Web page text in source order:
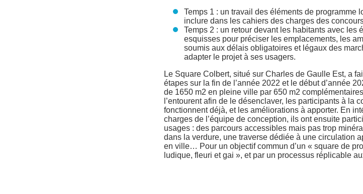
Temps 1 : un travail des éléments de programme
inclure dans les cahiers des charges des
Temps 2 : un retour devant les habitants avec les
esquisses pour préciser les emplacements, les
soumis aux délais obligatoires et légaux des
adapter le projet à ses usagers.
Le Square Colbert, situé sur Charles de Gaulle Est, a
étapes sur la fin de l’année 2022 et le début d’année
de 1650 m2 en pleine ville par 650 m2
l’entourent afin de le désenclaver, les participants à la
fonctionnent déjà, et les améliorations à apporter. En
charges de l’équipe de conception, ils ont ensuite
usages : des parcours accessibles mais pas trop
dans la verdure, une traverse dédiée à une circulation
en ville… Pour un objectif commun d’un « square de
ludique, fleuri et gai », et par un processus réplicable